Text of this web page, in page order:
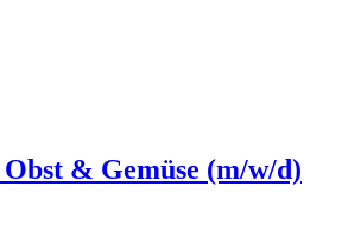
& Gemüse (m/w/d)